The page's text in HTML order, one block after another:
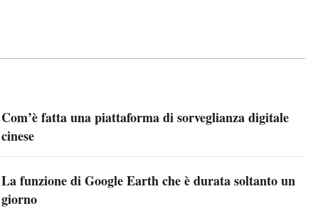
Com’è fatta una piattaforma di sorveglianza digitale
cinese
La funzione di Google Earth che è durata soltanto un
giorno